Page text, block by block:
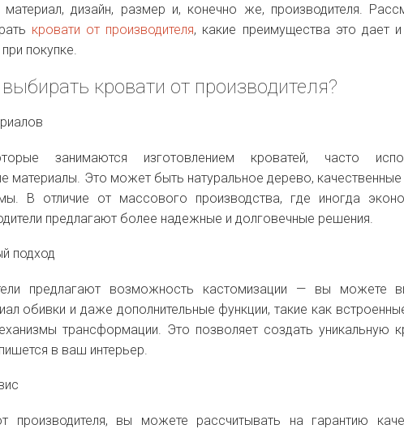
дизайн, размер и, конечно же, производителя.
кровати от производителя, какие преимущества это дает
покупке.
кровати от производителя?
занимаются изготовлением кроватей, часто
материалы. Это может быть натуральное дерево, качественные
В отличие от массового производства, где иногда
предлагают более надежные и долговечные решения.
подход
предлагают возможность кастомизации — вы можете
обивки и даже дополнительные функции, такие как
трансформации. Это позволяет создать уникальную
в ваш интерьер.
производителя, вы можете рассчитывать на гарантию